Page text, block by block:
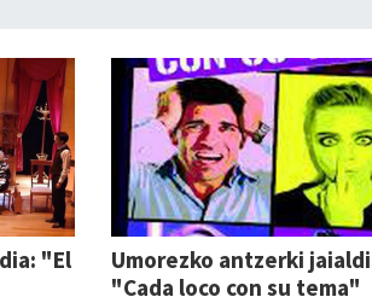
"El
Umorezko antzerki
"Cada loco con su tema"